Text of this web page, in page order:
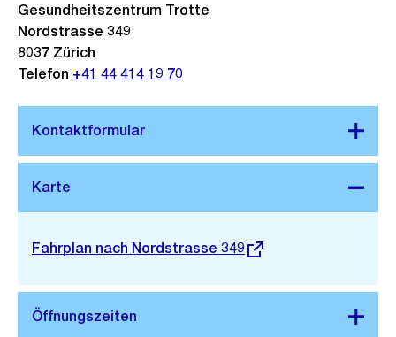
Stadtplan 3D
Externer
Fahrplan nach Nordstrasse 349
Gesundheitszentrum Trotte
Nordstrasse 349
8037 Zürich
Telefon +41 44 414 19 70